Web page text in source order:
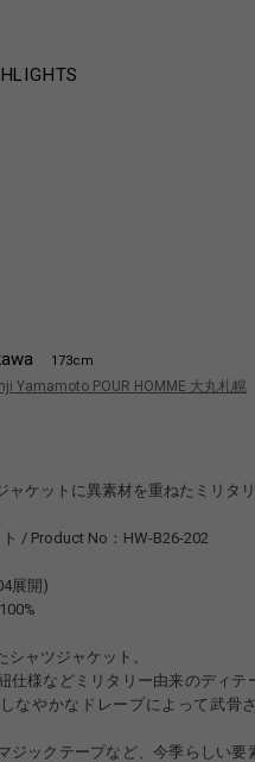
173cm
Yamamoto POUR HOMME 大丸札幌
ャケットに異素材を重ねたミリタ
ト / Product No：HW-B26-202
展開)
シャツジャケット。
仕様などミリタリー由来のディテ
なやかなドレープによって武骨
ジックテープなど、今季らしい要